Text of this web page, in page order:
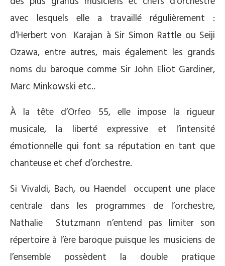
avec lesquels elle a travaillé régulièrement :
d’Herbert von Karajan à Sir Simon Rattle ou Seiji
Ozawa, entre autres, mais également les grands
noms du baroque comme Sir John Eliot Gardiner,
Marc Minkowski etc..
À la tête d’Orfeo 55, elle impose la rigueur
musicale, la liberté expressive et l’intensité
émotionnelle qui font sa réputation en tant que
chanteuse et chef d’orchestre.
Si Vivaldi, Bach, ou Haendel occupent une place
centrale dans les programmes de l’orchestre,
Nathalie Stutzmann n’entend pas limiter son
répertoire à l’ère baroque puisque les musiciens de
l’ensemble possèdent la double pratique